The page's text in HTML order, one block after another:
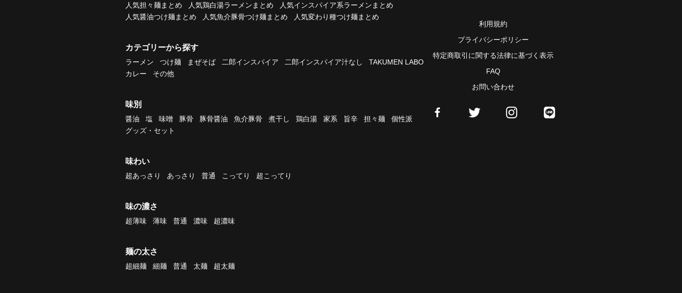
人気担々麺まとめ
人気鶏白湯ラーメンまとめ
人気インスパイア系ラーメンまとめ
人気醤油つけ麺まとめ
人気魚介豚骨つけ麺まとめ 人気変わり種つけ麺まとめ
カテゴリーから探す
ラーメン つけ麺 まぜそば 二郎インスパイア 二郎インスパイア汁なし
TAKUMEN LABO
カレー
その他
味別
醤油 塩 味噌 豚骨 豚骨醤油 魚介豚骨 煮干し 鶏白湯 家系 旨辛 担々麺
個性派
グッズ・セット
味わい
超あっさり あっさり 普通 こってり 超こってり
味の濃さ
超薄味 薄味 普通 濃味 超濃味
麺の太さ
超細麺 細麺 普通 太麺 超太麺
利用規約
プライバシーポリシー
特定商取引に関する法律に基づく表示
FAQ
お問い合わせ